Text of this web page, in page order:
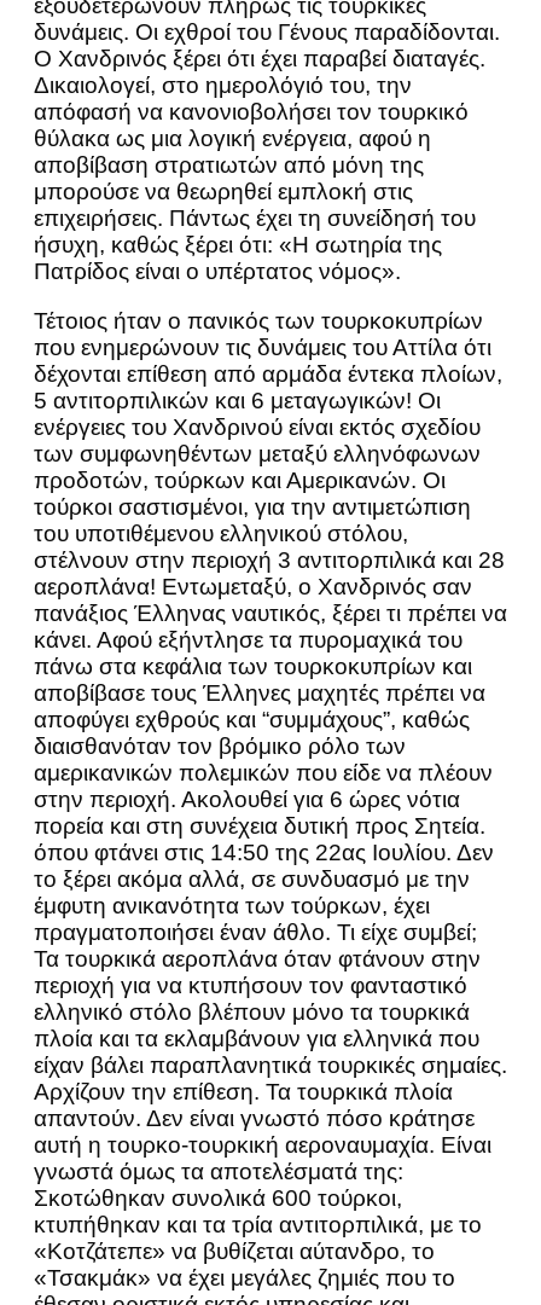
δυνάμεις. Οι εχθροί του Γένους παραδίδονται.
Ο Χανδρινός ξέρει ότι έχει παραβεί διαταγές.
Δικαιολογεί, στο ημερολόγιό του, την
απόφασή να κανονιοβολήσει τον τουρκικό
θύλακα ως μια λογική ενέργεια, αφού η
αποβίβαση στρατιωτών από μόνη της
μπορούσε να θεωρηθεί εμπλοκή στις
επιχειρήσεις. Πάντως έχει τη συνείδησή του
ήσυχη, καθώς ξέρει ότι: «Η σωτηρία της
Πατρίδος είναι ο υπέρτατος νόμος».
Τέτοιος ήταν ο πανικός των τουρκοκυπρίων
που ενημερώνουν τις δυνάμεις του Αττίλα ότι
δέχονται επίθεση από αρμάδα έντεκα πλοίων,
5 αντιτορπιλικών και 6 μεταγωγικών! Οι
ενέργειες του Χανδρινού είναι εκτός σχεδίου
των συμφωνηθέντων μεταξύ ελληνόφωνων
προδοτών, τούρκων και Αμερικανών. Οι
τούρκοι σαστισμένοι, για την αντιμετώπιση
του υποτιθέμενου ελληνικού στόλου,
στέλνουν στην περιοχή 3 αντιτορπιλικά και 28
αεροπλάνα! Εντωμεταξύ, ο Χανδρινός σαν
πανάξιος Έλληνας ναυτικός, ξέρει τι πρέπει να
κάνει. Αφού εξήντλησε τα πυρομαχικά του
πάνω στα κεφάλια των τουρκοκυπρίων και
αποβίβασε τους Έλληνες μαχητές πρέπει να
αποφύγει εχθρούς και “συμμάχους”, καθώς
διαισθανόταν τον βρόμικο ρόλο των
αμερικανικών πολεμικών που είδε να πλέουν
στην περιοχή. Ακολουθεί για 6 ώρες νότια
πορεία και στη συνέχεια δυτική προς Σητεία.
όπου φτάνει στις 14:50 της 22ας Ιουλίου. Δεν
το ξέρει ακόμα αλλά, σε συνδυασμό με την
έμφυτη ανικανότητα των τούρκων, έχει
πραγματοποιήσει έναν άθλο. Τι είχε συμβεί;
Τα τουρκικά αεροπλάνα όταν φτάνουν στην
περιοχή για να κτυπήσουν τον φανταστικό
ελληνικό στόλο βλέπουν μόνο τα τουρκικά
πλοία και τα εκλαμβάνουν για ελληνικά που
είχαν βάλει παραπλανητικά τουρκικές σημαίες.
Αρχίζουν την επίθεση. Τα τουρκικά πλοία
απαντούν. Δεν είναι γνωστό πόσο κράτησε
αυτή η τουρκο-τουρκική αεροναυμαχία. Είναι
γνωστά όμως τα αποτελέσματά της:
Σκοτώθηκαν συνολικά 600 τούρκοι,
κτυπήθηκαν και τα τρία αντιτορπιλικά, με το
«Κοτζάτεπε» να βυθίζεται αύτανδρο, το
«Τσακμάκ» να έχει μεγάλες ζημιές που το